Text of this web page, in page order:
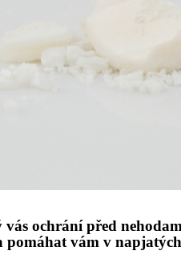
vás ochrání před
pomáhat vám v